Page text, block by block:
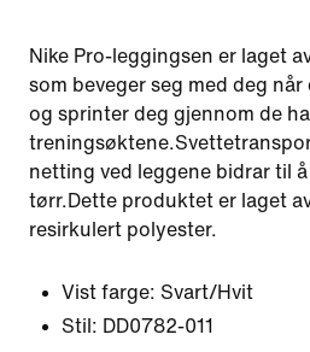
Nike Pro-leggingsen er laget
som beveger seg med deg
og sprinter deg gjennom de
netting ved leggene bidrar til
tørr.Dette produktet er laget
resirkulert polyester.
Vist farge: Svart/Hvit
Stil: DD0782-011